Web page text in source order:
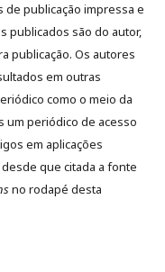
publicação impressa e
publicados são do autor,
publicação. Os autores
em outras
como o meio da
um periódico de acesso
em aplicações
que citada a fonte
no rodapé desta